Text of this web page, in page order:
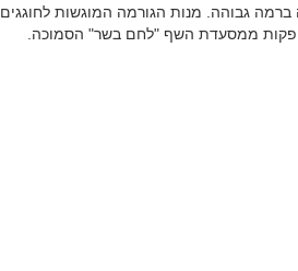
גבוהה. מנות הגורמה המוגשות לחוגגים
ממסעדת השף "לחם בשר" הסמוכה.